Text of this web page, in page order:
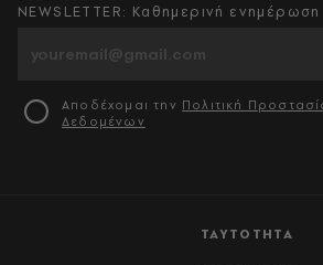
ΤΑΥΤΟΤΗΤΑ
NEWSLETTER: Καθημερινή
Αποδέχομαι την Πολιτική
Δεδομένων